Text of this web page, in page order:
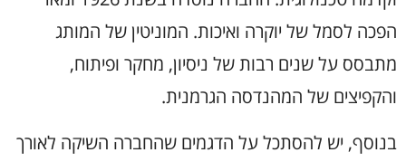
הפכה לסמל של יוקרה ואיכות. המוניטין של המותג
מתבסס על שנים רבות של ניסיון, מחקר ופיתוח,
והקפיצים של המהנדסה הגרמנית.
בנוסף, יש להסתכל על הדגמים שהחברה השיקה לאורך